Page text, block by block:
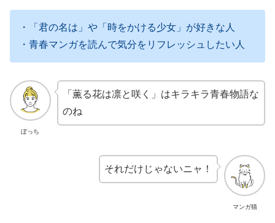
・「君の名は」や「時をかける少女」が好きな人
・青春マンガを読んで気分をリフレッシュしたい人
ぼっち
「薫る花は凛と咲く」はキラキラ青春物語な
のね
マンガ猫
それだけじゃないニャ！